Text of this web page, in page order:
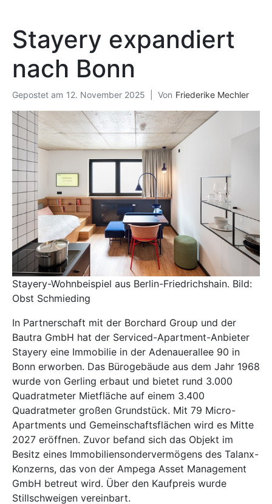
Stayery expandiert
nach Bonn
Gepostet am 12. November 2025 Von Friederike Mechler
Stayery-Wohnbeispiel aus Berlin-Friedrichshain. Bild:
Obst Schmieding
In Partnerschaft mit der Borchard Group und der
Bautra GmbH hat der Serviced-Apartment-Anbieter
Stayery eine Immobilie in der Adenauerallee 90 in
Bonn erworben. Das Bürogebäude aus dem Jahr 1968
wurde von Gerling erbaut und bietet rund 3.000
Quadratmeter Mietfläche auf einem 3.400
Quadratmeter großen Grundstück. Mit 79 Micro-
Apartments und Gemeinschaftsflächen wird es Mitte
2027 eröffnen. Zuvor befand sich das Objekt im
Besitz eines Immobiliensondervermögens des Talanx-
Konzerns, das von der Ampega Asset Management
GmbH betreut wird. Über den Kaufpreis wurde
Stillschweigen vereinbart.